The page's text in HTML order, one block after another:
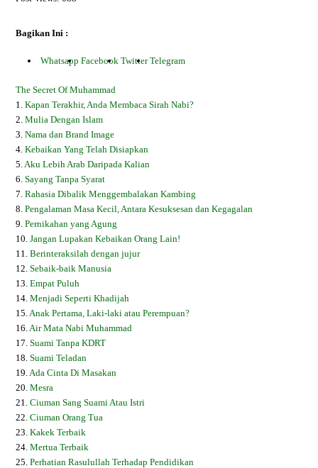
Bagikan Ini :
Whatsapp Facebook Twitter Telegram
The Secret Of Muhammad
1. Kapan Terakhir, Anda Membaca Sirah Nabi?
2. Mulia Dengan Islam
3. Nama dan Brand Image
4. Kebaikan Yang Telah Disiapkan
5.Aku Lebih Arab Daripada Kalian
6. Sayang Tanpa Syarat
7. Rahasia Dibalik Menggembalakan Kambing
8. Pengalaman Masa Kecil, Antara Kesuksesan dan Kegagalan
9. Pernikahan yang Agung
10. Jangan Lupakan Kebaikan Orang Lain!
11. Berinteraksilah dengan jujur
12. Sebaik-baik Manusia
13. Empat Puluh
14. Menjadi Seperti Khadijah
15.Anak Pertama, Laki-laki atau Perempuan?
16.Air Mata Nabi Muhammad
17. Suami Tanpa KDRT
18. Suami Teladan
19.Ada Cinta Di Masakan
20. Mesra
21. Ciuman Sang Suami Atau Istri
22. Ciuman Orang Tua
23. Kakek Terbaik
24. Mertua Terbaik
25. Perhatian Rasulullah Terhadap Pendidikan